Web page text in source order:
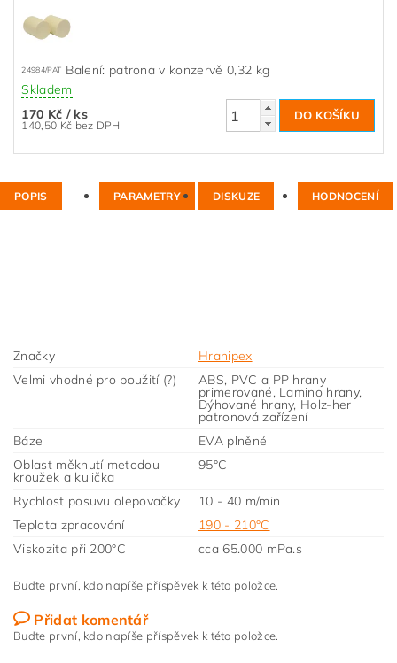
24984/PAT Balení: patrona v konzervě 0,32 kg
Skladem
170 Kč / ks
140,50 Kč bez DPH
POPIS PARAMETRY DISKUZE HODNOCENÍ
Značky
Hranipex
Velmi vhodné pro použití (?)
ABS, PVC a PP hrany
primerované, Lamino hrany,
Dýhované hrany, Holz-her
patronová zařízení
Báze
EVA plněné
Oblast měknutí metodou
kroužek a kulička
95°C
Rychlost posuvu olepovačky
10 - 40 m/min
Teplota zpracování
190 - 210°C
Viskozita při 200°C
cca 65.000 mPa.s
Buďte první, kdo napíše příspěvek k této položce.
Přidat komentář
Buďte první, kdo napíše příspěvek k této položce.